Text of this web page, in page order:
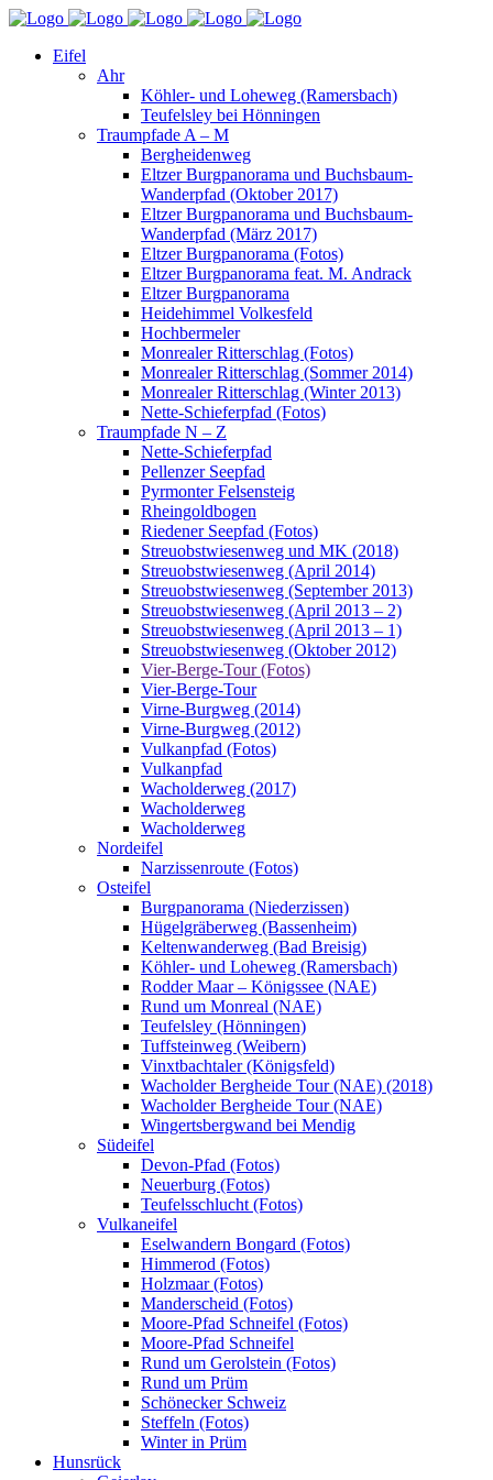
Eifel
Ahr
Köhler- und Loheweg (Ramersbach)
Teufelsley bei Hönningen
Traumpfade A – M
Bergheidenweg
Eltzer Burgpanorama und Buchsbaum-
Wanderpfad (Oktober 2017)
Eltzer Burgpanorama und Buchsbaum-
Wanderpfad (März 2017)
Eltzer Burgpanorama (Fotos)
Eltzer Burgpanorama feat. M. Andrack
Eltzer Burgpanorama
Heidehimmel Volkesfeld
Hochbermeler
Monrealer Ritterschlag (Fotos)
Monrealer Ritterschlag (Sommer 2014)
Monrealer Ritterschlag (Winter 2013)
Nette-Schieferpfad (Fotos)
Traumpfade N – Z
Nette-Schieferpfad
Pellenzer Seepfad
Pyrmonter Felsensteig
Rheingoldbogen
Riedener Seepfad (Fotos)
Streuobstwiesenweg und MK (2018)
Streuobstwiesenweg (April 2014)
Streuobstwiesenweg (September 2013)
Streuobstwiesenweg (April 2013 – 2)
Streuobstwiesenweg (April 2013 – 1)
Streuobstwiesenweg (Oktober 2012)
Vier-Berge-Tour (Fotos)
Vier-Berge-Tour
Virne-Burgweg (2014)
Virne-Burgweg (2012)
Vulkanpfad (Fotos)
Vulkanpfad
Wacholderweg (2017)
Wacholderweg
Wacholderweg
Nordeifel
Narzissenroute (Fotos)
Osteifel
Burgpanorama (Niederzissen)
Hügelgräberweg (Bassenheim)
Keltenwanderweg (Bad Breisig)
Köhler- und Loheweg (Ramersbach)
Rodder Maar – Königssee (NAE)
Rund um Monreal (NAE)
Teufelsley (Hönningen)
Tuffsteinweg (Weibern)
Vinxtbachtaler (Königsfeld)
Wacholder Bergheide Tour (NAE) (2018)
Wacholder Bergheide Tour (NAE)
Wingertsbergwand bei Mendig
Südeifel
Devon-Pfad (Fotos)
Neuerburg (Fotos)
Teufelsschlucht (Fotos)
Vulkaneifel
Eselwandern Bongard (Fotos)
Himmerod (Fotos)
Holzmaar (Fotos)
Manderscheid (Fotos)
Moore-Pfad Schneifel (Fotos)
Moore-Pfad Schneifel
Rund um Gerolstein (Fotos)
Rund um Prüm
Schönecker Schweiz
Steffeln (Fotos)
Winter in Prüm
Hunsrück